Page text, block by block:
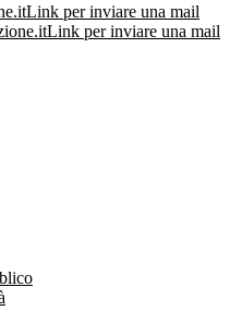
Link per inviare una mail
Link per inviare una mail